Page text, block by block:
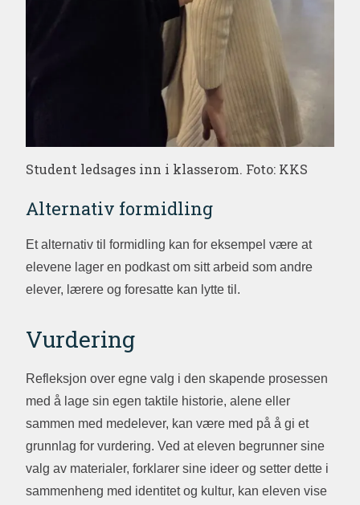
Student ledsages inn i klasserom. Foto: KKS
Alternativ formidling
Et alternativ til formidling kan for eksempel være at
elevene lager en podkast om sitt arbeid som andre
elever, lærere og foresatte kan lytte til.
Vurdering
Refleksjon over egne valg i den skapende prosessen
med å lage sin egen taktile historie, alene eller
sammen med medelever, kan være med på å gi et
grunnlag for vurdering. Ved at eleven begrunner sine
valg av materialer, forklarer sine ideer og setter dette i
sammenheng med identitet og kultur, kan eleven vise